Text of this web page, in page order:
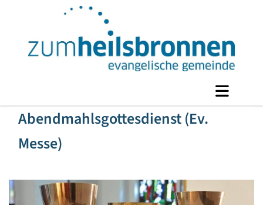
Abendmahlsgottesdienst (Ev.
Messe)